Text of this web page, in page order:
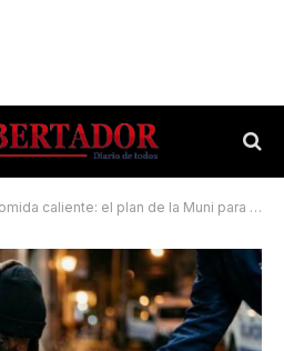
el plan de la Muni para enfrentar el frío